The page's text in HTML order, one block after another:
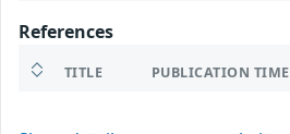
References
TITLE PUBLICATION TIME